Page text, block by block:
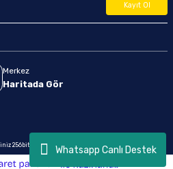
Whatsapp Canlı Destek
Kayıt Ol
Merkez
Haritada Gör
256bit SSL sertifikası ile korunmaktadır.